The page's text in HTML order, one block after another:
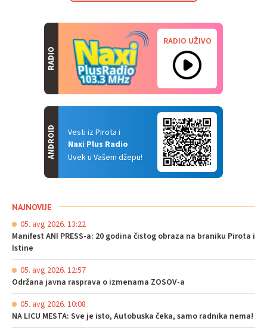
RADIO
RADIO UŽIVO
Vesti iz Pirota i
Naxi Plus Radio
Uvek u Vašem džepu!
ANDROID
NAJNOVIJE
05. avg 2026. 13:22
Manifest ANI PRESS-a: 20 godina čistog obraza na braniku Pirota i
Istine
05. avg 2026. 12:57
Održana javna rasprava o izmenama ZOSOV-a
05. avg 2026. 10:08
NA LICU MESTA: Sve je isto, Autobuska čeka, samo radnika nema!